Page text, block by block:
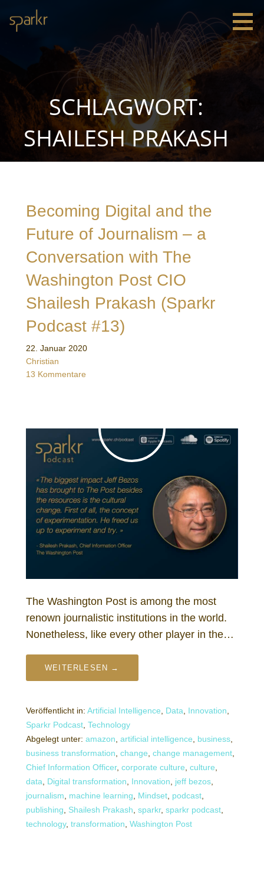
Inhalt
springen
Leadership
SCHLAGWORT:
SHAILESH PRAKASH
Becoming Digital and the
Future of Journalism – a
Conversation with The
Washington Post CIO
Shailesh Prakash (Sparkr
Podcast #13)
22. Januar 2020
Christian
13 Kommentare
The Washington Post is among the most
renown journalistic institutions in the world.
Nonetheless, like every other player in the…
WEITERLESEN →
Veröffentlicht in: Artificial Intelligence Data Innovation
Sparkr Podcast Technology
Abgelegt unter: amazon artificial intelligence business
business transformation change change management
Chief Information Officer, corporate culture culture
data
Digital transformation Innovation jeff bezos
journalism
machine learning Mindset podcast
publishing
Shailesh Prakash sparkr, sparkr podcast
technology, transformation Washington Post